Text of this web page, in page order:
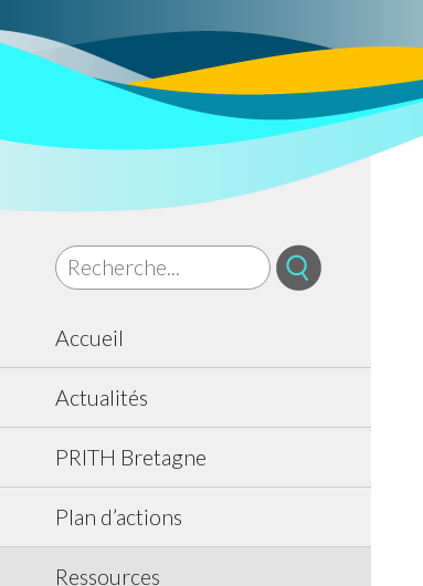
Accueil
Actualités
PRITH Bretagne
Plan d’actions
Ressources